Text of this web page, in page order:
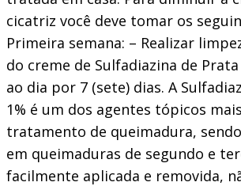
cicatriz você deve tomar os
Primeira semana: – Realizar
do creme de Sulfadiazina de Prata
ao dia por 7 (sete) dias. A
1% é um dos agentes tópicos
tratamento de queimadura,
em queimaduras de segundo e
facilmente aplicada e removida,